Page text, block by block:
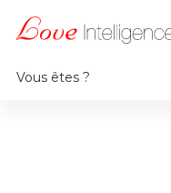
Vous êtes ?